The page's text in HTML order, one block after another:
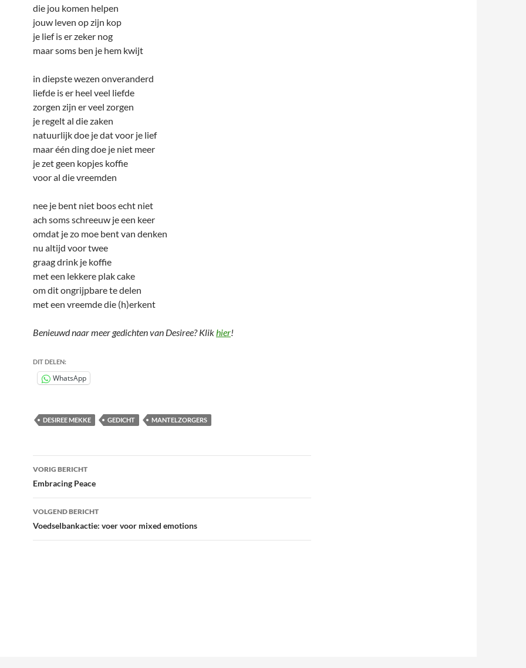
die jou komen helpen
jouw leven op zijn kop
je lief is er zeker nog
maar soms ben je hem kwijt
in diepste wezen onveranderd
liefde is er heel veel liefde
zorgen zijn er veel zorgen
je regelt al die zaken
natuurlijk doe je dat voor je lief
maar één ding doe je niet meer
je zet geen kopjes koffie
voor al die vreemden
nee je bent niet boos echt niet
ach soms schreeuw je een keer
omdat je zo moe bent van denken
nu altijd voor twee
graag drink je koffie
met een lekkere plak cake
om dit ongrijpbare te delen
met een vreemde die (h)erkent
Benieuwd naar meer gedichten van Desiree? Klikhier!
DIT DELEN:
WhatsApp
DESIREE MEKKE GEDICHT MANTELZORGERS
Bericht
navigatie
VORIG BERICHT
Embracing Peace
VOLGEND BERICHT
Voedselbankactie: voer voor mixed emotions